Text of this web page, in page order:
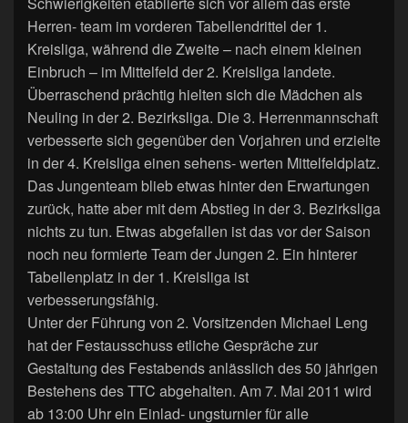
Herren- team im vorderen Tabellendrittel der 1.
Kreisliga, während die Zweite – nach einem kleinen
Einbruch – im Mittelfeld der 2. Kreisliga landete.
Überraschend prächtig hielten sich die Mädchen als
Neuling in der 2. Bezirksliga. Die 3. Herrenmannschaft
verbesserte sich gegenüber den Vorjahren und erzielte
in der 4. Kreisliga einen sehens- werten Mittelfeldplatz.
Das Jungenteam blieb etwas hinter den Erwartungen
zurück, hatte aber mit dem Abstieg in der 3. Bezirksliga
nichts zu tun. Etwas abgefallen ist das vor der Saison
noch neu formierte Team der Jungen 2. Ein hinterer
Tabellenplatz in der 1. Kreisliga ist
verbesserungsfähig.
Unter der Führung von 2. Vorsitzenden Michael Leng
hat der Festausschuss etliche Gespräche zur
Gestaltung des Festabends anlässlich des 50 jährigen
Bestehens des TTC abgehalten. Am 7. Mai 2011 wird
ab 13:00 Uhr ein Einlad- ungsturnier für alle